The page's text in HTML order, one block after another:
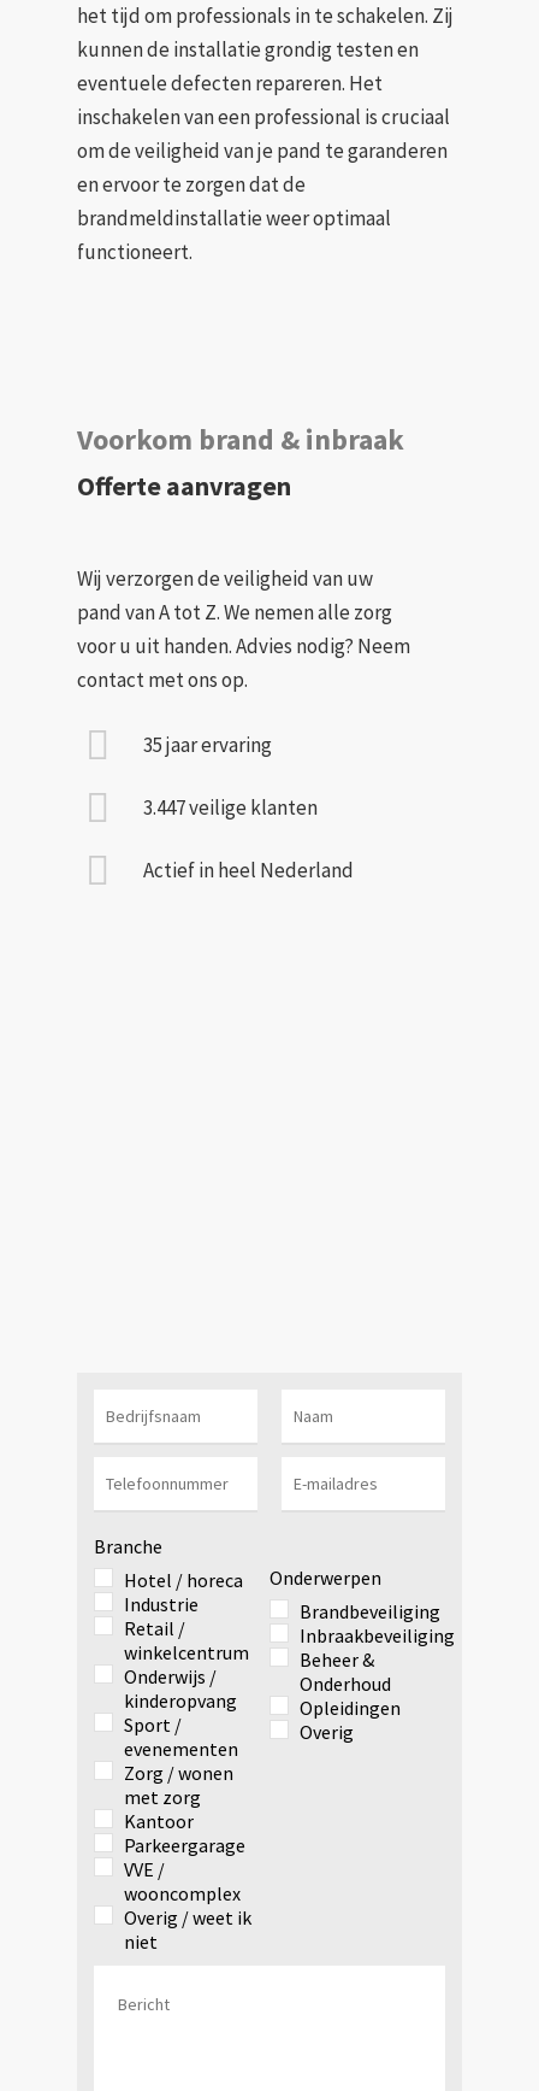
het tijd om professionals in te schakelen. Zij
kunnen de installatie grondig testen en
eventuele defecten repareren. Het
inschakelen van een professional is cruciaal
om de veiligheid van je pand te garanderen
en ervoor te zorgen dat de
brandmeldinstallatie weer optimaal
functioneert.
Voorkom brand & inbraak
Offerte aanvragen
Wij verzorgen de veiligheid van uw
pand van A tot Z. We nemen alle zorg
voor u uit handen. Advies nodig? Neem
contact met ons op.
35 jaar ervaring
3.447 veilige klanten
Actief in heel Nederland
Branche
Hotel / horeca
Industrie
Retail /
winkelcentrum
Onderwijs /
kinderopvang
Sport /
evenementen
Zorg / wonen
met zorg
Kantoor
Parkeergarage
VVE /
wooncomplex
Overig / weet ik
niet
Onderwerpen
Brandbeveiliging
Inbraakbeveiliging
Beheer &
Onderhoud
Opleidingen
Overig